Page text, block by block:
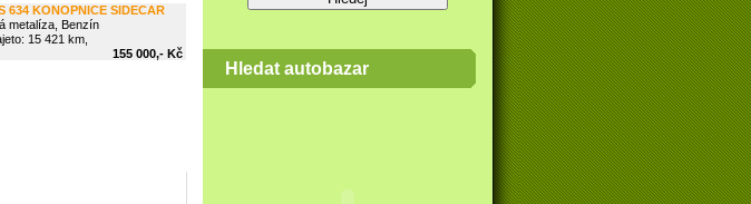
634 KONOPNICE SIDECAR
metalíza, Benzín
15 421 km,
155 000,- Kč
Hledat autobazar